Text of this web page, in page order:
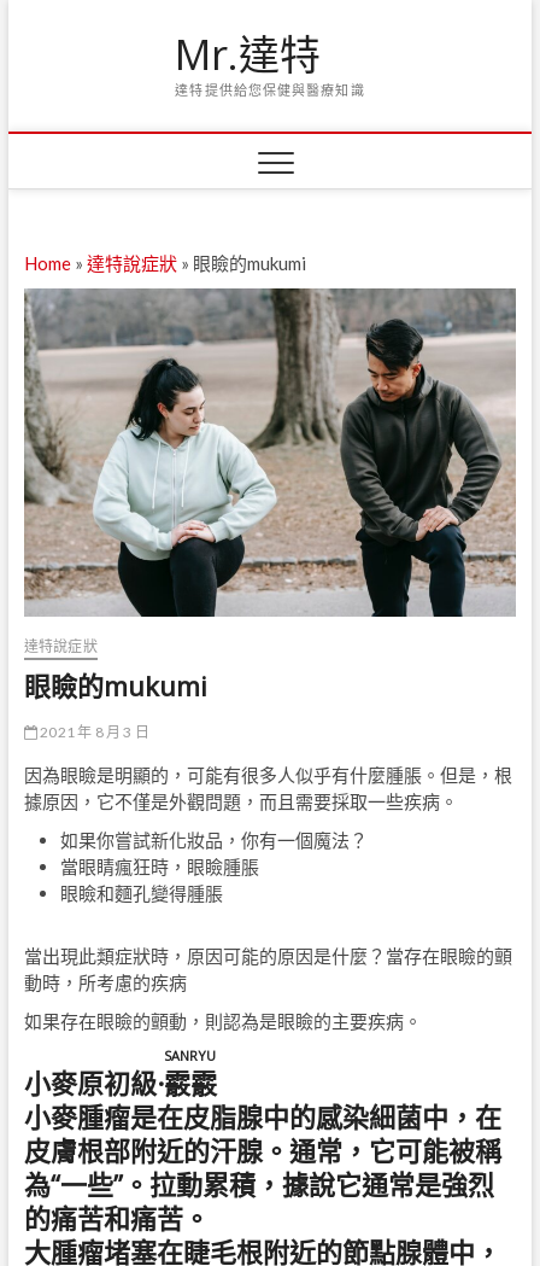
Mr.達特
達特提供給您保健與醫療知識
Home» 達特說症狀» 眼瞼的mukumi
達特說症狀
眼瞼的mukumi
2021 年 8 月 3 日
因為眼瞼是明顯的，可能有很多人似乎有什麼腫脹。但是，根
據原因，它不僅是外觀問題，而且需要採取一些疾病。
如果你嘗試新化妝品，你有一個魔法？
當眼睛瘋狂時，眼瞼腫脹
眼瞼和麵孔變得腫脹
當出現此類症狀時，原因可能的原因是什麼？當存在眼瞼的顫
動時，所考慮的疾病
如果存在眼瞼的顫動，則認為是眼瞼的主要疾病。
小麥原初級·霰霰
SANRYU
小麥腫瘤是在皮脂腺中的感染細菌中，在
皮膚根部附近的汗腺。通常，它可能被稱
為“一些”。拉動累積，據說它通常是強烈
的痛苦和痛苦。
大腫瘤堵塞在睫毛根附近的節點腺體中，